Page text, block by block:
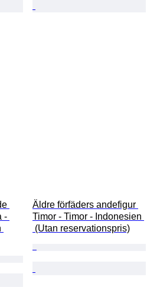
-
Äldre förfäders andefigur
Timor - Timor - Indonesien
(Utan reservationspris)